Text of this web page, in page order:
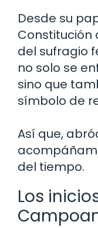
Desde su
Constitución
del sufragio
no solo se
sino que
símbolo de
Así que,
del tiempo.
Los